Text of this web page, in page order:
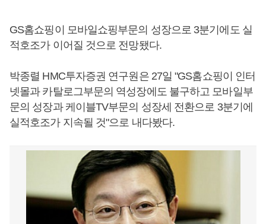
GS홈쇼핑이 모바일쇼핑부문의 성장으로 3분기에도 실
적호조가 이어질 것으로 전망됐다.
박종렬 HMC투자증권 연구원은 27일 "GS홈쇼핑이 인터
넷몰과 카탈로그부문의 역성장에도 불구하고 모바일부
문의 성장과 케이블TV부문의 성장세 전환으로 3분기에
실적호조가 지속될 것"으로 내다봤다.